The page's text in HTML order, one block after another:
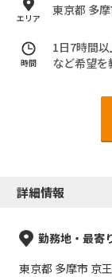
エリア 東京都 多
時間
1日7時間以
など希望を
詳細情報
勤務地・最寄
東京都 多摩市 京